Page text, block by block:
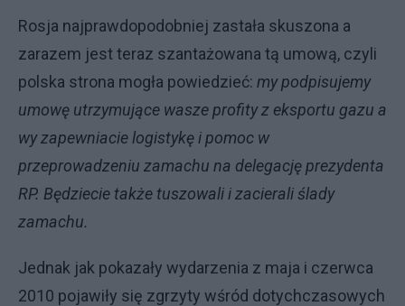
Rosja najprawdopodobniej zastała skuszona a
zarazem jest teraz szantażowana tą umową, czyli
polska strona mogła powiedzieć: my podpisujemy
umowę utrzymujące wasze profity z eksportu gazu a
wy zapewniacie logistykę i pomoc w
przeprowadzeniu zamachu na delegację prezydenta
RP. Będziecie także tuszowali i zacierali ślady
zamachu.
Jednak jak pokazały wydarzenia z maja i czerwca
2010 pojawiły się zgrzyty wśród dotychczasowych